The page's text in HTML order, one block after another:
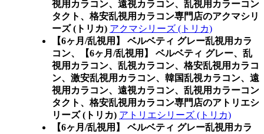
視用カラコン、遠視カラコン、乱視用カラーコン
タクト、格安乱視用カラコン専門店のアクマシリ
ーズ (トリカ) アクマシリーズ (トリカ)
【6ヶ月/乱視用】 ベルベティ グレー乱視用カラ
コン、
【6ヶ月/乱視用】 ベルベティ グレー、乱
視用カラコン、乱視カラコン、格安乱視用カラコ
ン、激安乱視用カラコン、韓国乱視カラコン、遠
視用カラコン、遠視カラコン、乱視用カラーコン
タクト、格安乱視用カラコン専門店のアトリエシ
リーズ (トリカ) アトリエシリーズ (トリカ)
【6ヶ月/乱視用】 ベルベティ グレー乱視用カラ